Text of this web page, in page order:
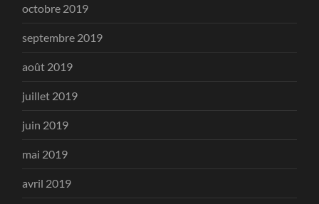
octobre 2019
septembre 2019
août 2019
juillet 2019
juin 2019
mai 2019
avril 2019